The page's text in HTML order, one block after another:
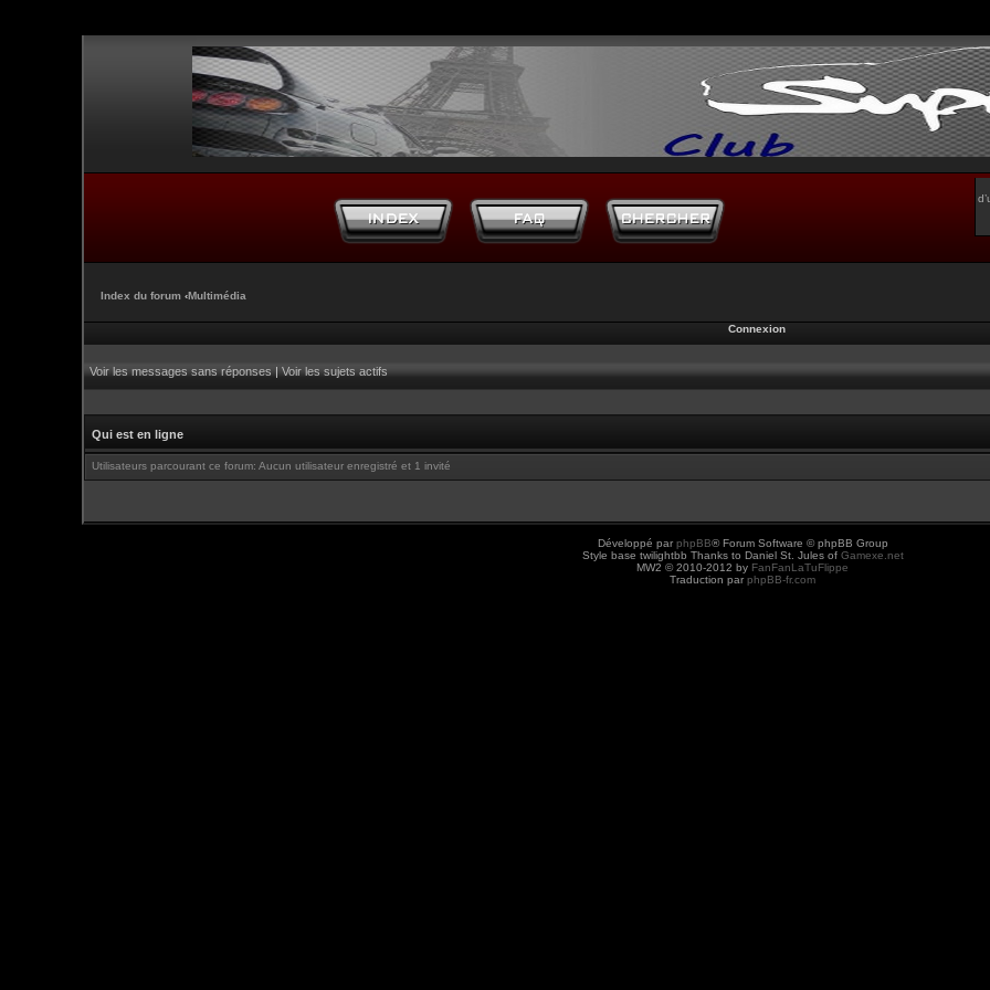
Index du forum ‹Multimédia
Connexion
Voir les messages sans réponses|Voir les sujets actifs
Qui est en ligne
Utilisateurs parcourant ce forum: Aucun utilisateur enregistré et 1 invité
Développé par phpBB® Forum Software © phpBB Group
Style base twilightbb Thanks to Daniel St. Jules of Gamexe.net
MW2 © 2010-2012 by FanFanLaTuFlippe
Traduction par phpBB-fr.com